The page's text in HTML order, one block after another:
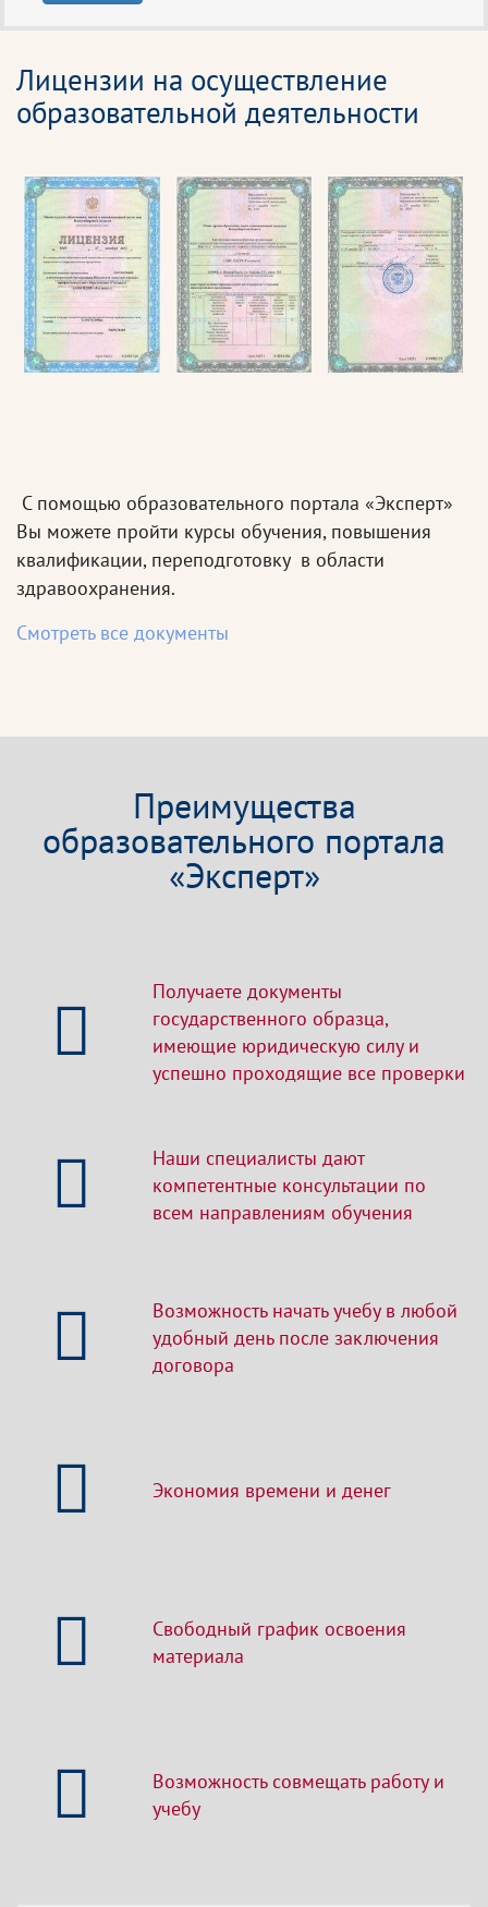
Лицензии на осуществление
образовательной деятельности
С помощью образовательного портала «Эксперт»
Вы можете пройти курсы обучения, повышения
квалификации, переподготовку в области
здравоохранения.
Смотреть все документы
Преимущества
образовательного портала
«Эксперт»
Получаете документы
государственного образца,
имеющие юридическую силу и
успешно проходящие все проверки
Наши специалисты дают
компетентные консультации по
всем направлениям обучения
Возможность начать учебу в любой
удобный день после заключения
договора
Экономия времени и денег
Свободный график освоения
материала
Возможность совмещать работу и
учебу